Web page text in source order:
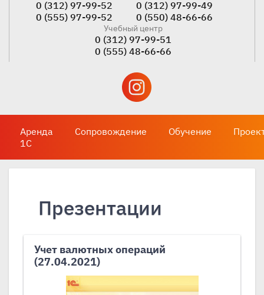
0 (312) 97-99-52
0 (555) 97-99-52
0 (312) 97-99-49
0 (550) 48-66-66
Учебный центр
0 (312) 97-99-51
0 (555) 48-66-66
Аренда
1С
Сопровождение Обучение
Презентации
Учет валютных операций
(27.04.2021)